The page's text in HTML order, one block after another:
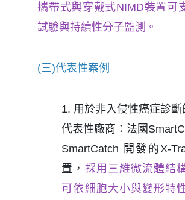
攜帶式與穿戴式NIMD裝置可
試驗與持續性分子監測。
(三)代表性案例
1. 用於非入侵性癌症診
代表性廠商：法國
SmartCatch 開發的X-
置， 採用三維微流體結
可依細胞大小與變形特